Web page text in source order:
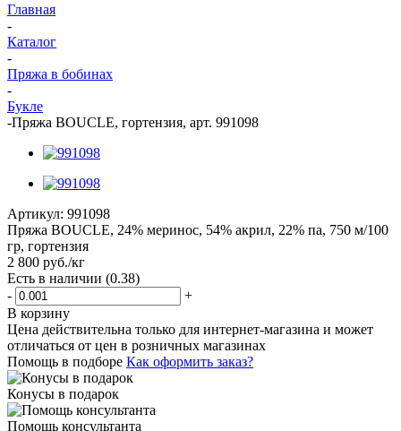
Главная
-
Каталог
-
Пряжа в бобинах
-
Букле
-Пряжа BOUCLE, гортензия, арт. 991098
Артикул: 991098
Пряжа BOUCLE, 24% меринос, 54% акрил, 22% па, 750 м/100
гр, гортензия
2 800 руб./кг
Есть в наличии (0.38)
-
+
В корзину
Цена действительна только для интернет-магазина и может
отличаться от цен в розничных магазинах
Помощь в подборе Как оформить заказ?
Конусы в подарок
Помощь консультанта